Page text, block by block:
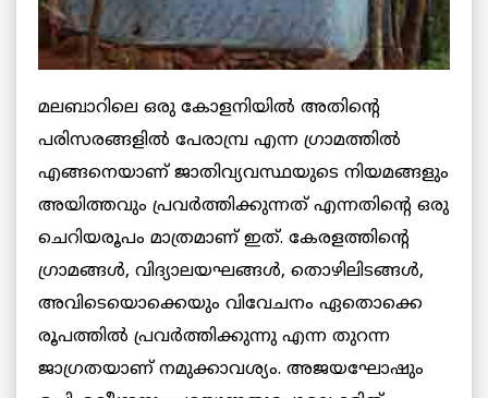
മലബാറിലെ ഒരു കോളനിയില്‍ അതിന്റെ
പരിസരങ്ങളില്‍ പേരാമ്പ്ര എന്ന ഗ്രാമത്തില്‍
എങ്ങനെയാണ് ജാതിവ്യവസ്ഥയുടെ നിയമങ്ങളും
അയിത്തവും പ്രവര്‍ത്തിക്കുന്നത് എന്നതിന്റെ ഒരു
ചെറിയരൂപം മാത്രമാണ് ഇത്. കേരളത്തിന്റെ
ഗ്രാമങ്ങള്‍, വിദ്യാലയഘങ്ങള്‍, തൊഴിലിടങ്ങള്‍,
അവിടെയൊക്കെയും വിവേചനം ഏതൊക്കെ
രൂപത്തില്‍ പ്രവര്‍ത്തിക്കുന്നു എന്ന തുറന്ന
ജാഗ്രതയാണ് നമുക്കാവശ്യം. അജയഘോഷും